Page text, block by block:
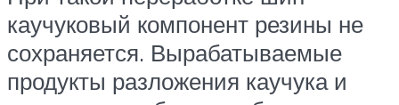
каучуковый компонент резины не
сохраняется. Вырабатываемые
продукты разложения каучука и